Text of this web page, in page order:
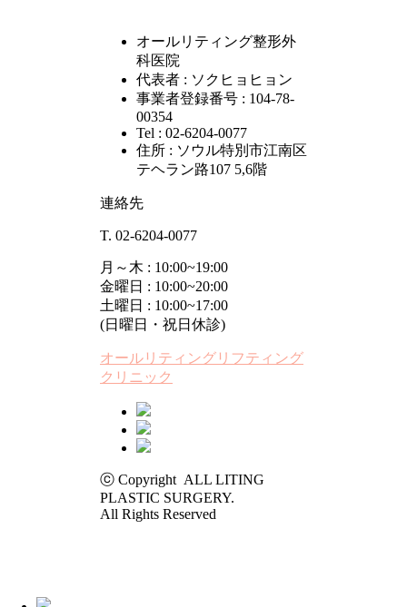
オールリティング整形外
科医院
代表者 : ソクヒョヒョン
事業者登録番号 : 104-78-
00354
Tel : 02-6204-0077
住所 : ソウル特別市江南区
テヘラン路107 5,6階
連絡先
T. 02-6204-0077
月～木 : 10:00~19:00
金曜日 : 10:00~20:00
土曜日 : 10:00~17:00
(日曜日・祝日休診)
オールリティングリフティング
クリニック
ⓒ Copyright ALL LITING
PLASTIC SURGERY.
All Rights Reserved